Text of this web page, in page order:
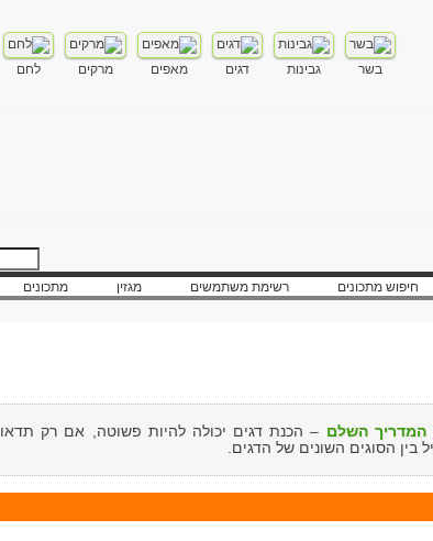
בשר גבינות דגים מאפים מרקים לחם
חיפוש מתכונים רשימת משתמשים מגזין מתכונים
המדריך השלם – הכנת דגים יכולה להיות פשוטה, אם רק תדאו
בין הסוגים השונים של הדגים.